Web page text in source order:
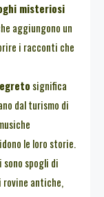
misteriosi
aggiungono un
i racconti che
significa
dal turismo di
le loro storie.
sono spogli di
rovine antiche,